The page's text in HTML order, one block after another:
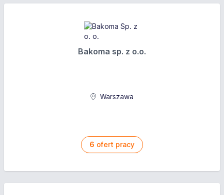
Bakoma sp. z o.o.
Warszawa
6 ofert pracy